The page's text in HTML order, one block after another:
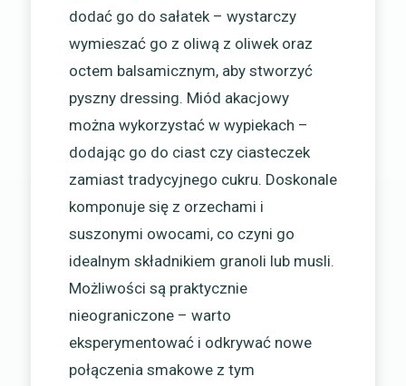
dodać go do sałatek – wystarczy
wymieszać go z oliwą z oliwek oraz
octem balsamicznym, aby stworzyć
pyszny dressing. Miód akacjowy
można wykorzystać w wypiekach –
dodając go do ciast czy ciasteczek
zamiast tradycyjnego cukru. Doskonale
komponuje się z orzechami i
suszonymi owocami, co czyni go
idealnym składnikiem granoli lub musli.
Możliwości są praktycznie
nieograniczone – warto
eksperymentować i odkrywać nowe
połączenia smakowe z tym